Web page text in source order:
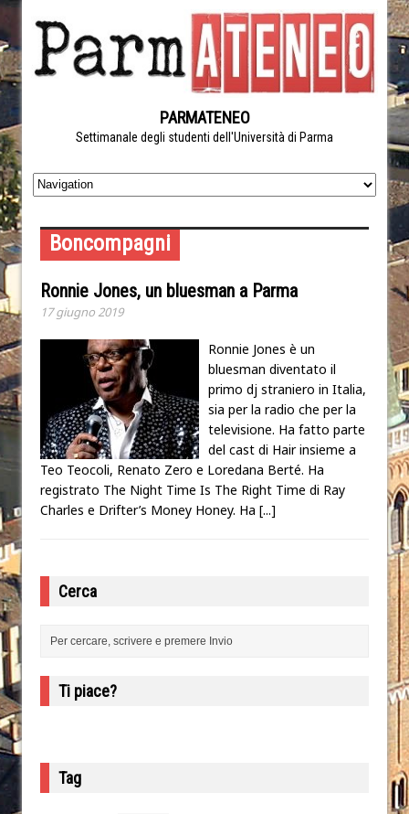
PARMATENEO
Settimanale degli studenti dell'Università di Parma
Boncompagni
Ronnie Jones, un bluesman a Parma
17 giugno 2019
Ronnie Jones è un
bluesman diventato il
primo dj straniero in Italia,
sia per la radio che per la
televisione. Ha fatto parte
del cast di Hair insieme a
Teo Teocoli, Renato Zero e Loredana Berté. Ha
registrato The Night Time Is The Right Time di Ray
Charles e Drifter’s Money Honey. Ha [...]
Cerca
Ti piace?
Tag